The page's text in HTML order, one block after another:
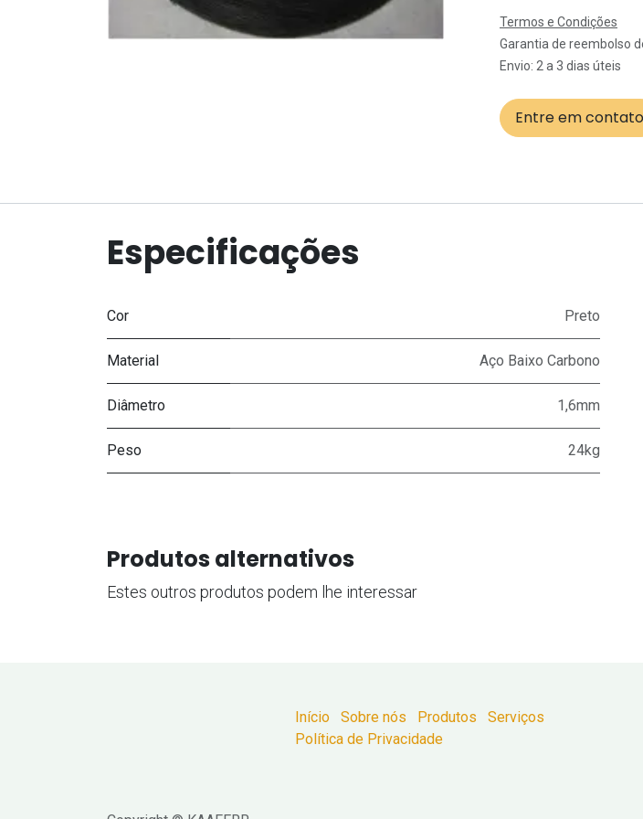
Termos e Condições
Garantia de reembolso
Envio: 2 a 3 dias úteis
Entre em contato
Especificações
Cor Preto
Material Aço Baixo Carbono
Diâmetro 1,6mm
Peso 24kg
Produtos alternativos
Estes outros produtos podem lhe interessar
Início Sobre nós Produtos
Serviços
Política de Privacidade